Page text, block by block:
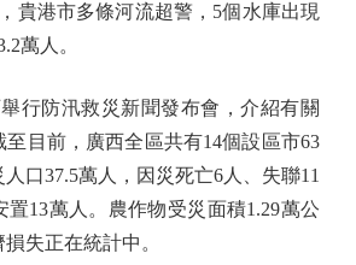
貴港市多條河流超警，5個水庫出現
萬人。
防汛救災新聞發布會，介紹有關
目前，廣西全區共有14個設區市63
口37.5萬人，因災死亡6人、失聯11
置13萬人。農作物受災面積1.29萬公
濟損失正在統計中。